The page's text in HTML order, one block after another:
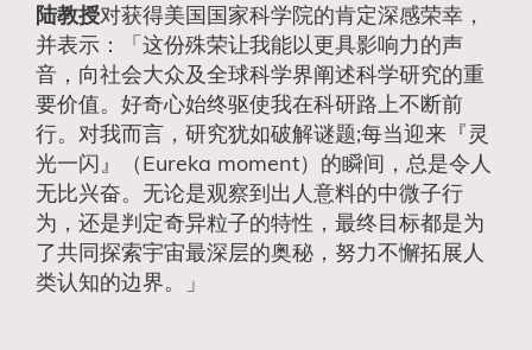
陆教授对获得美国国家科学院的肯定深感荣幸，
并表示：「这份殊荣让我能以更具影响力的声
音，向社会大众及全球科学界阐述科学研究的重
要价值。好奇心始终驱使我在科研路上不断前
行。对我而言，研究犹如破解谜题;每当迎来『灵
光一闪』（Eureka moment）的瞬间，总是令人
无比兴奋。无论是观察到出人意料的中微子行
为，还是判定奇异粒子的特性，最终目标都是为
了共同探索宇宙最深层的奥秘，努力不懈拓展人
类认知的边界。」